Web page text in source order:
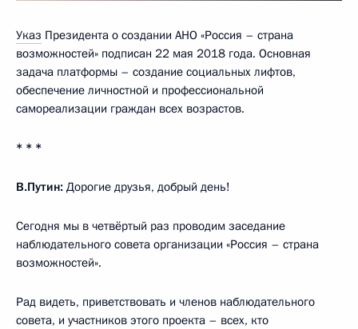
Указ Президента о создании АНО «Россия – страна
возможностей» подписан 22 мая 2018 года. Основная
задача платформы – создание социальных лифтов,
обеспечение личностной и профессиональной
самореализации граждан всех возрастов.
* * *
В.Путин: Дорогие друзья, добрый день!
Сегодня мы в четвёртый раз проводим заседание
наблюдательного совета организации «Россия – страна
возможностей».
Рад видеть, приветствовать и членов наблюдательного
совета, и участников этого проекта – всех, кто